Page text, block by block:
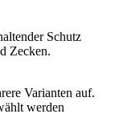
Schutz
Zecken.
Varianten auf.
werden